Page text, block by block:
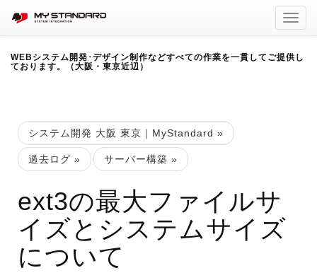
WEBシステム開発･デザイン制作などすべての作業を一貫してご提供し
ております。（大阪・東京近辺）
システム開発 大阪 東京｜MyStandard »
過去ログ » サーバー構築 »
ext3の最大ファイルサ
イズとシステムサイズ
について